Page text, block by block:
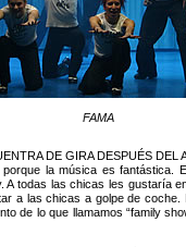
FAMA
DE GIRA DESPUÉS
la música es
todas las chicas les gustaría
a las chicas a golpe de
de lo que llamamos “family